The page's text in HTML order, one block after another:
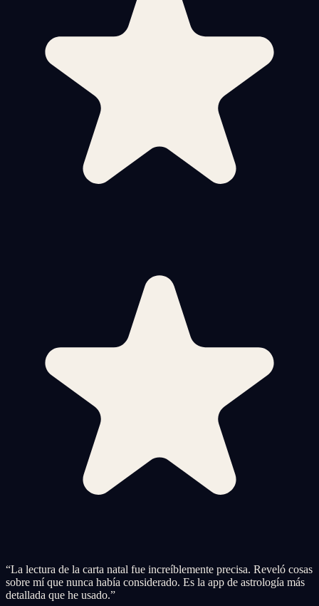
“La lectura de la carta natal fue increíblemente precisa. Reveló cosas
sobre mí que nunca había considerado. Es la app de astrología más
detallada que he usado.”